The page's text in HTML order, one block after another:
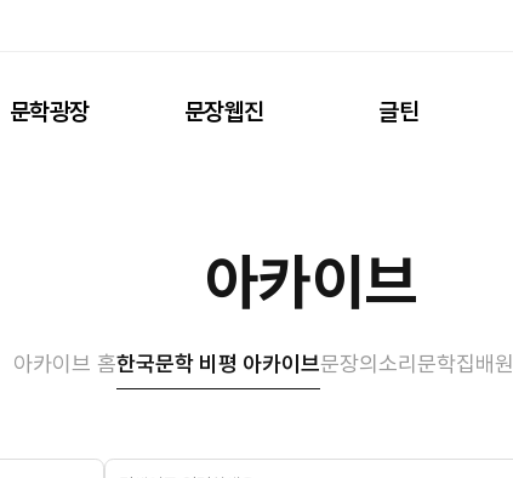
문학광장 문장웹진 글틴
아카이브
아카이브 홈한국문학 비평 아카이브문장의소리 문학집배원